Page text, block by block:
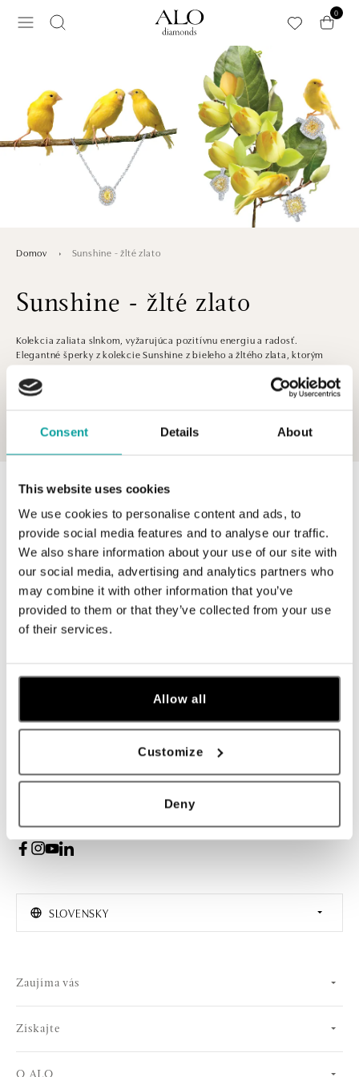
Consent Details About
This website uses cookies
We use cookies to personalise content and ads, to
provide social media features and to analyse our traffic.
We also share information about your use of our site with
our social media, advertising and analytics partners who
may combine it with other information that you’ve
provided to them or that they’ve collected from your use
of their services.
Allow all
Customize
Deny
0
Domov Sunshine - žlté zlato
Sunshine - žlté zlato
Kolekcia zaliata slnkom, vyžarujúca pozitívnu energiu a radosť.
Elegantné šperky z kolekcie Sunshine z bieleho a žltého zlata, ktorým
nechýbajú trblietavé biele diamanty. Neprehliadnuteľnou dominantou
každého šperku je vzácny žltý diamant. Majte vždy slnko po ruke a
zadovážte si náušnice, náhrdelník, náramok alebo prsteň z tejto
0 z 0 produktov
V katalógu nie sú žiadne produkty.
Prihláste sa na odber newslettera
trh.
Súhlasím s odberom newslettera
SLOVENSKY
Zaujíma vás
Získajte
O ALO